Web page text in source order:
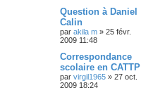
Question à Daniel
Calin
par akila m » 25 févr.
2009 11:48
Correspondance
scolaire en CATTP
par virgil1965 » 27 oct.
2009 18:24